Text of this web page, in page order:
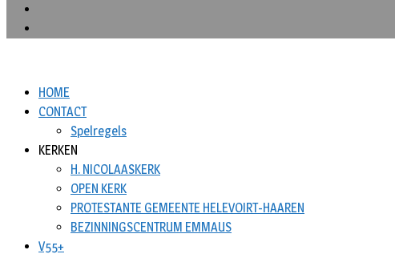
HOME
CONTACT
Spelregels
KERKEN
H. NICOLAASKERK
OPEN KERK
PROTESTANTE GEMEENTE HELEVOIRT-HAAREN
BEZINNINGSCENTRUM EMMAUS
V55+